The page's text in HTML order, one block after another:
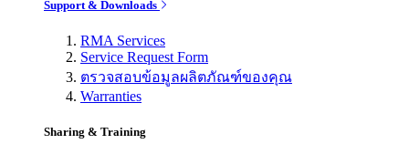
Support & Downloads
RMA Services
Service Request Form
ตรวจสอบข้อมูลผลิตภัณฑ์ของคุณ
Warranties
Sharing & Training